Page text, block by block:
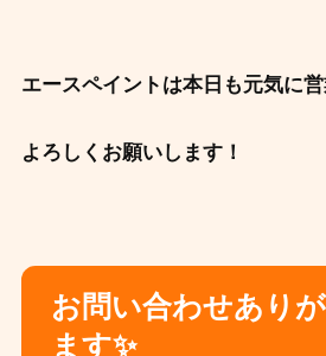
エースペイントは本日も元気に営
よろしくお願いします！
お問い合わせあり
ます✨